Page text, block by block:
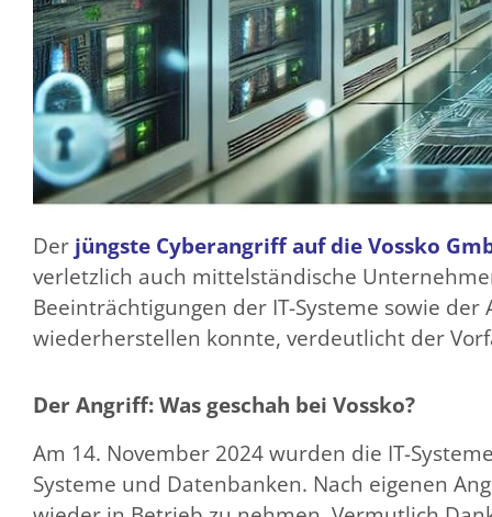
Der jüngste Cyberangriff auf die Vossko
verletzlich auch mittelständische
Beeinträchtigungen der IT-Systeme sowie
wiederherstellen konnte, verdeutlicht der
Der Angriff: Was geschah bei Vossko?
Am 14. November 2024 wurden die IT-
Systeme und Datenbanken. Nach eigenen